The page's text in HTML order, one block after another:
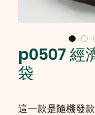
p0507 經
袋
這一款是隨機發